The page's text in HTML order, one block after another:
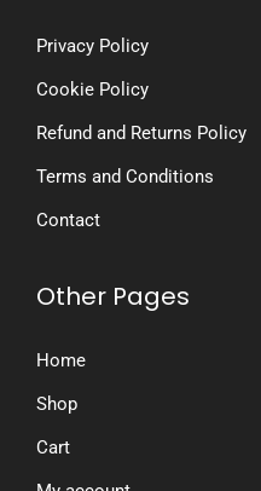
Privacy Policy
Cookie Policy
Refund and Returns Policy
Terms and Conditions
Contact
Other Pages
Home
Shop
Cart